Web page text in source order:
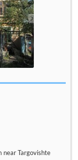
near Targovishte